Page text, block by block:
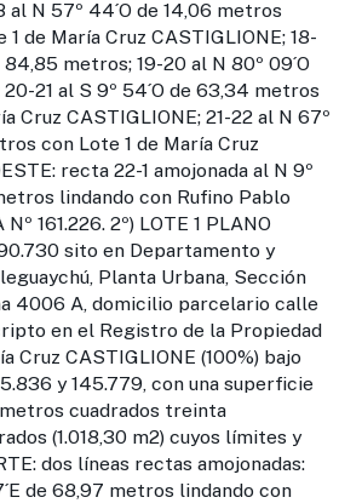
al N 57º 44´O de 14,06 metros
de María Cruz CASTIGLIONE; 18-
84,85 metros; 19-20 al N 80º 09´O
21 al S 9º 54´O de 63,34 metros
Cruz CASTIGLIONE; 21-22 al N 67º
con Lote 1 de María Cruz
recta 22-1 amojonada al N 9º
lindando con Rufino Pablo
161.226. 2º) LOTE 1 PLANO
sito en Departamento y
Planta Urbana, Sección
4006 A, domicilio parcelario calle
en el Registro de la Propiedad
Cruz CASTIGLIONE (100%) bajo
y 145.779, con una superficie
cuadrados treinta
(1.018,30 m2) cuyos límites y
dos líneas rectas amojonadas:
de 68,97 metros lindando con